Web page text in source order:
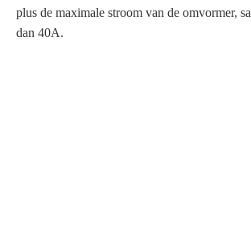
plus de maximale stroom van de omvormer,
dan 40A.